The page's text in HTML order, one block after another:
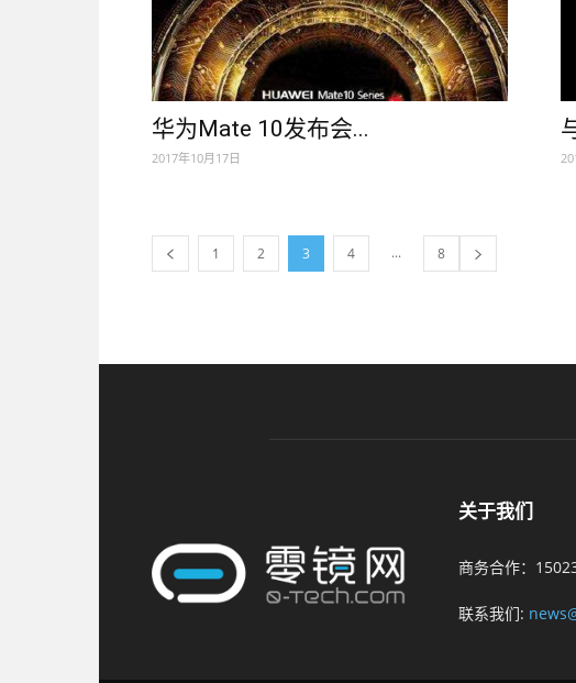
华为Mate 10发布会...
2017年10月17日
1 2 3 4 ... 8
关于我们
商务合作：
联系我们: